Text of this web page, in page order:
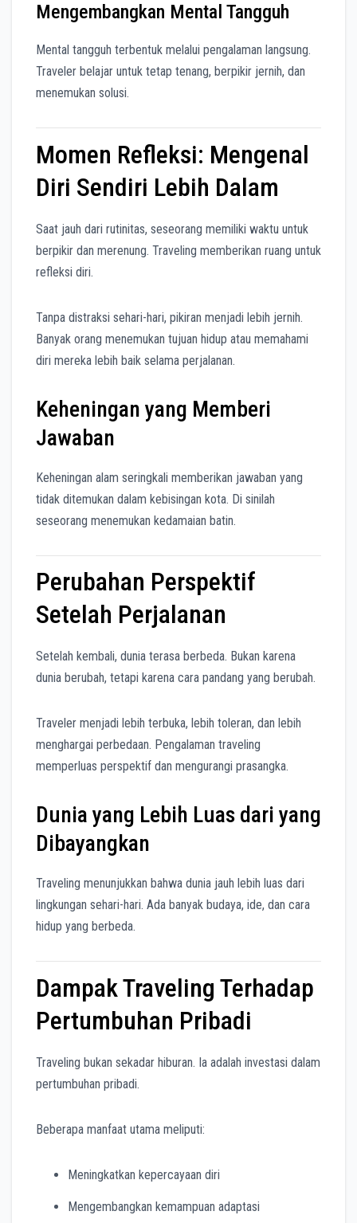
Mengembangkan Mental Tangguh
Mental tangguh terbentuk melalui pengalaman langsung.
Traveler belajar untuk tetap tenang, berpikir jernih, dan
menemukan solusi.
Momen Refleksi: Mengenal
Diri Sendiri Lebih Dalam
Saat jauh dari rutinitas, seseorang memiliki waktu untuk
berpikir dan merenung. Traveling memberikan ruang untuk
refleksi diri.
Tanpa distraksi sehari-hari, pikiran menjadi lebih jernih.
Banyak orang menemukan tujuan hidup atau memahami
diri mereka lebih baik selama perjalanan.
Keheningan yang Memberi
Jawaban
Keheningan alam seringkali memberikan jawaban yang
tidak ditemukan dalam kebisingan kota. Di sinilah
seseorang menemukan kedamaian batin.
Perubahan Perspektif
Setelah Perjalanan
Setelah kembali, dunia terasa berbeda. Bukan karena
dunia berubah, tetapi karena cara pandang yang berubah.
Traveler menjadi lebih terbuka, lebih toleran, dan lebih
menghargai perbedaan. Pengalaman traveling
memperluas perspektif dan mengurangi prasangka.
Dunia yang Lebih Luas dari yang
Dibayangkan
Traveling menunjukkan bahwa dunia jauh lebih luas dari
lingkungan sehari-hari. Ada banyak budaya, ide, dan cara
hidup yang berbeda.
Dampak Traveling Terhadap
Pertumbuhan Pribadi
Traveling bukan sekadar hiburan. Ia adalah investasi dalam
pertumbuhan pribadi.
Beberapa manfaat utama meliputi:
Meningkatkan kepercayaan diri
Mengembangkan kemampuan adaptasi